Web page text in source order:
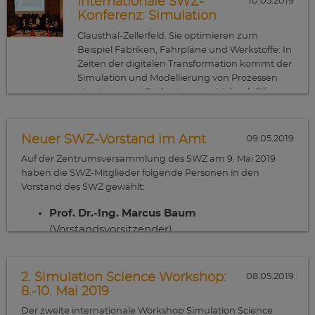
Group on Shock Compression of Condensed Matter
(SHOCK19) vom 16. bis 21. Juni in Oregon (USA) besuchen,
um seine Arbeiten unter der Leitung von Prof. Nina
Gunkelmann vorzustellen und von führenden
Persönlichkeiten auf dem Gebiet der Stoßkompression
kondensierter Materie zu lernen.
Großteil seiner Reisekosten, sondern ermutigt ihn auch, sich
der Forschungsgemeinschaft zu präsentieren, womit…
Konferenz: Simulation
und Modellierung werden
immer wichtiger
Clausthal-Zellerfeld. Sie optimieren zum
Beispiel Fabriken, Fahrpläne und Werkstoffe: In
Zeiten der digitalen Transformation kommt der
Simulation und Modellierung von Prozessen
eine immense Bedeutung zu. Mehr als 70
zweiten „Clausthal-Göttingen International
Mai in der Aula Academica der TU Clausthal
getroffen.
09.05.2019
Neuer SWZ-Vorstand im Amt
Auf der Zentrumsversammlung des SWZ am 9. Mai 2019
haben die SWZ-Mitglieder folgende Personen in den
Vorstand des SWZ gewählt:
Prof. Dr.-Ing. Marcus Baum
(Vorstandsvorsitzender)
Prof. Dr. Jens Grabowski
(Institut für Informatik, Georg-August-
08.05.2019
2. Simulation Science Workshop:
8.-10. Mai 2019
Der zweite internationale Workshop Simulation Science